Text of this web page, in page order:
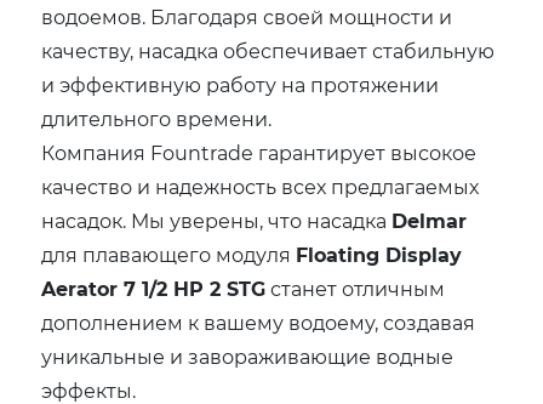
водоемов. Благодаря своей мощности и
качеству, насадка обеспечивает стабильную
и эффективную работу на протяжении
длительного времени.
Компания Fountrade гарантирует высокое
качество и надежность всех предлагаемых
насадок. Мы уверены, что насадка Delmar
для плавающего модуля Floating Display
Aerator 7 1/2 HP 2 STGстанет отличным
дополнением к вашему водоему, создавая
уникальные и завораживающие водные
эффекты.